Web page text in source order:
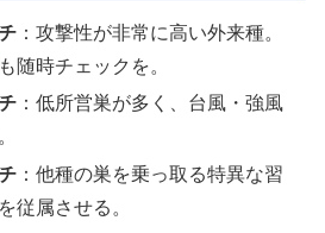
：攻撃性が非常に高い外来種。
も随時チェックを。
：低所営巣が多く、台風・強風
：他種の巣を乗っ取る特異な習
従属させる。